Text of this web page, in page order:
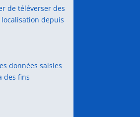
de téléverser des
depuis
données saisies
des fins